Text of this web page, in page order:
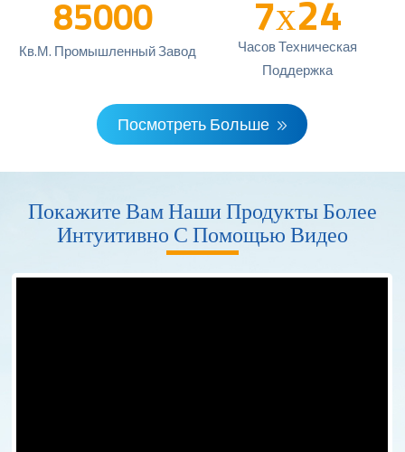
85000
Кв.м. Промышленный Завод
7х24
Часов Техническая
Поддержка
Посмотреть Больше
Покажите Вам Наши Продукты Более
Интуитивно С Помощью Видео